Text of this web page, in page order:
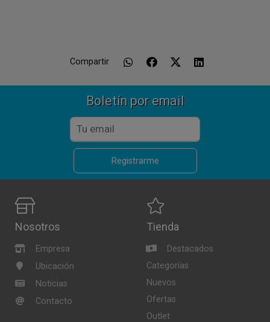
Compartir
Boletín por email
Registrarme
Nosotros
Empresa
Ubicación
Noticias
Contacto
Tienda
Destacados
Categorías
Nuevos
Ofertas
Outlet